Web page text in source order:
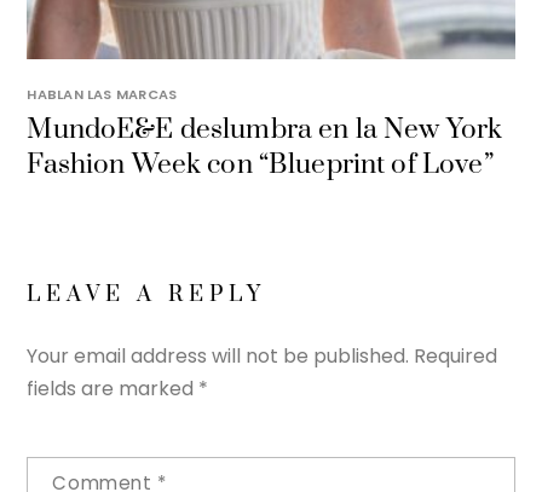
HABLAN LAS MARCAS
MundoE&E deslumbra en la New York
Fashion Week con “Blueprint of Love”
LEAVE A REPLY
Your email address will not be published. Required
fields are marked *
Comment *